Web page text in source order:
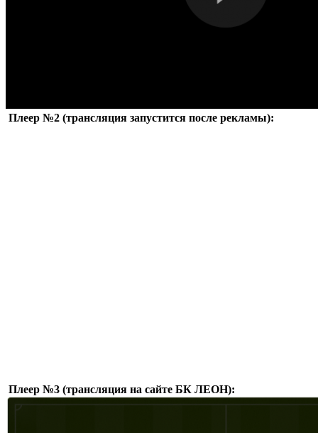
Плеер №2 (трансляция запустится после рекламы):
Плеер №3 (трансляция на сайте БК ЛЕОН):